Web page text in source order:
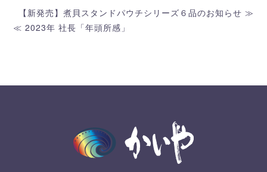
【新発売】煮貝スタンドパウチシリーズ６品のお知らせ ≫
≪ 2023年 社長「年頭所感」